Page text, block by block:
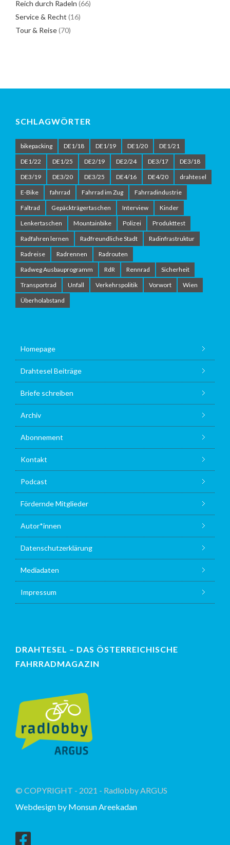
Reich durch Radeln (66)
Service & Recht (16)
Tour & Reise(70)
SCHLAGWÖRTER
bikepacking DE1/18 DE1/19 DE1/20
DE1/21
DE1/22
DE1/25 DE2/19 DE2/24 DE3/17
DE3/18
DE3/19
DE3/20 DE3/25 DE4/16 DE4/20
drahtesel
E-Bike
fahrrad Fahrrad im Zug
Fahrradindustrie
Faltrad
Gepäckträgertaschen Interview
Kinder
Lenkertaschen
Mountainbike Polizei
Produkttest
Radfahren lernen
Radfreundliche Stadt
Radinfrastruktur
Radreise
Radrennen
Radrouten
Radweg Ausbauprogramm
RdR Rennrad
Sicherheit
Transportrad
Unfall Verkehrspolitik Vorwort
Wien
Überholabstand
Homepage
Drahtesel Beiträge
Briefe schreiben
Archiv
Abonnement
Kontakt
Podcast
Fördernde Mitglieder
Autor*innen
Datenschutzerklärung
Mediadaten
Impressum
DRAHTESEL – DAS ÖSTERREICHISCHE
FAHRRADMAGAZIN
© COPYRIGHT - 2021 - Radlobby ARGUS
Webdesign by Monsun Areekadan